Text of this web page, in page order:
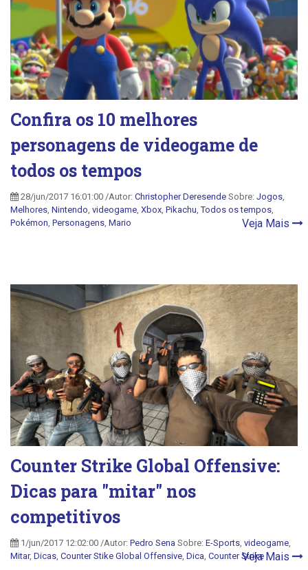
Confira os 10 melhores
personagens de videogame de
todos os tempos
28/jun/2017 16:01:00 /Autor: Christopher Deresende Sobre: Jogos
Melhores Nintendo videogame Xbox Pikachu ,Todos os tempos
Pokémon Personagens Mario Veja Mais
Counter Strike Global Offensive:
Dicas para "mitar" nos
competitivos
1/jun/2017 12:02:00 /Autor: Pedro Sena Sobre: E-Sports videogame
Mitar, Dicas Counter Stike Global Offensive Dica Counter StrikeVeja Mais